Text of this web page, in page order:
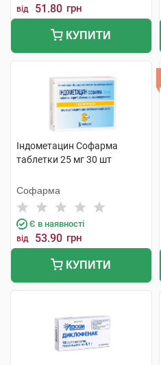
від 51.80 грн
КУПИТИ
Індометацин Софарма
таблетки 25 мг 30 шт
Софарма
Є в наявності
від 53.90 грн
КУПИТИ